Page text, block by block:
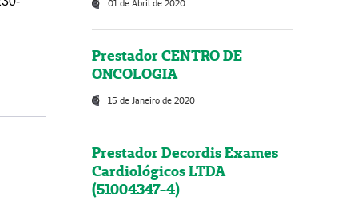
01 de Abril de 2020
Prestador CENTRO DE
ONCOLOGIA
15 de Janeiro de 2020
Prestador Decordis Exames
Cardiológicos LTDA
(51004347-4)